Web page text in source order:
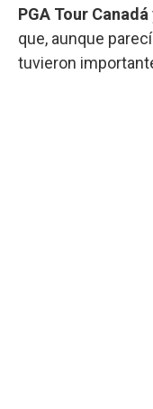
PGA Tour Canadá
que, aunque
tuvieron